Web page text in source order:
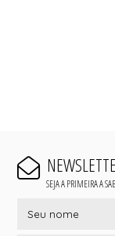
SEJA A PRIMEIRA A